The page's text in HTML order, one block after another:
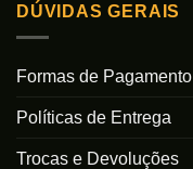
DÚVIDAS GERAIS
Formas de Pagamento
Políticas de Entrega
Trocas e Devoluções